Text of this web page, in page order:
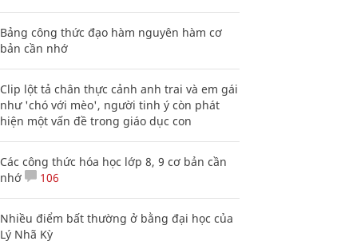
Bảng công thức đạo hàm nguyên hàm cơ
bản cần nhớ
Clip lột tả chân thực cảnh anh trai và em gái
như 'chó với mèo', người tinh ý còn phát
hiện một vấn đề trong giáo dục con
Các công thức hóa học lớp 8, 9 cơ bản cần
nhớ
106
Nhiều điểm bất thường ở bằng đại học của
Lý Nhã Kỳ